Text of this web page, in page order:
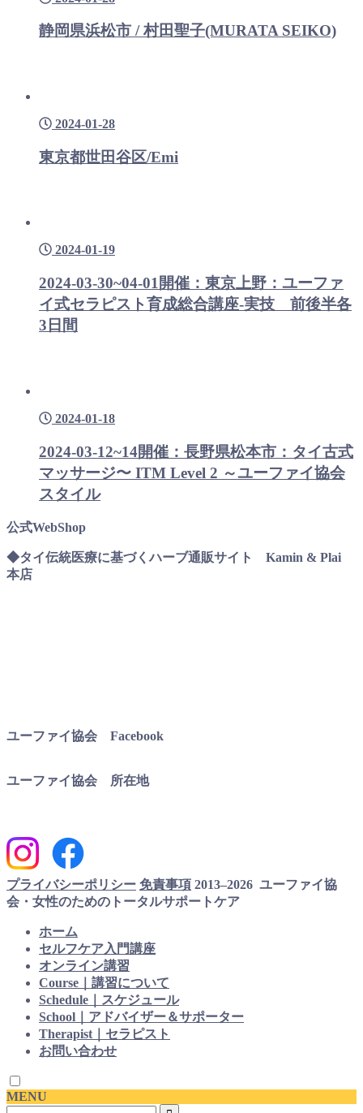
静岡県浜松市 / 村田聖子(MURATA SEIKO)
2024-01-28
東京都世田谷区/Emi
2024-01-19
2024-03-30~04-01開催：東京上野：ユーファ
イ式セラピスト育成総合講座-実技 前後半各
3日間
2024-01-18
2024-03-12~14開催：長野県松本市：タイ古式
マッサージ〜 ITM Level 2 ～ユーファイ協会
スタイル
公式WebShop
◆タイ伝統医療に基づくハーブ通販サイト Kamin & Plai
本店
ユーファイ協会 Facebook
ユーファイ協会 所在地
プライバシーポリシー 免責事項 2013–2026 ユーファイ協
会・女性のためのトータルサポートケア
ホーム
セルフケア入門講座
オンライン講習
Course｜講習について
Schedule｜スケジュール
School｜アドバイザー＆サポーター
Therapist｜セラピスト
お問い合わせ
MENU